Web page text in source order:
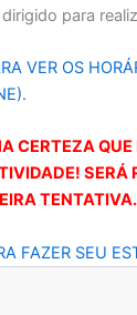
para
VER OS
CERTEZA QUE
SERÁ
TENTATIVA.
FAZER SEU